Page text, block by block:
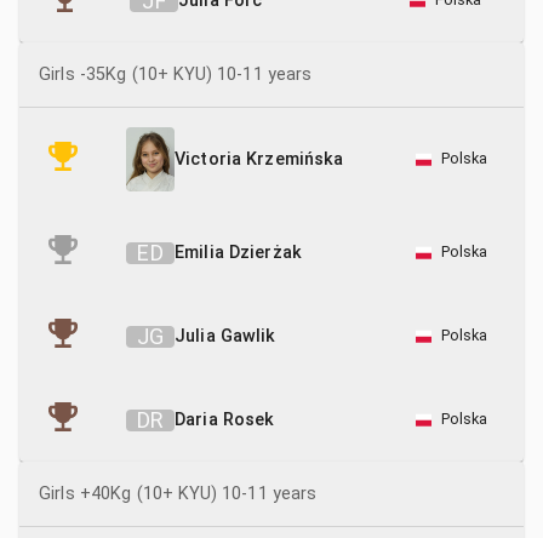
Girls -35Kg (10+ KYU) 10-11 years
Victoria Krzemińska Polska
ED Emilia Dzierżak Polska
JG Julia Gawlik Polska
DR Daria Rosek Polska
Girls +40Kg (10+ KYU) 10-11 years